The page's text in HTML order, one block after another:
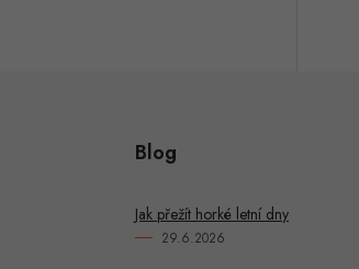
Blog
Jak přežít horké letní dny
29.6.2026